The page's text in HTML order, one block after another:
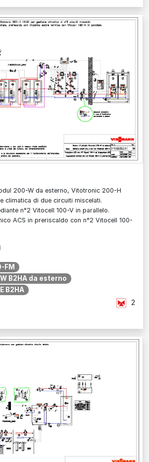
200-W da esterno, Vitotronic 200-H
climatica di due circuiti miscelati.
n°2 Vitocell 100-V in parallelo.
ACS in preriscaldo con n°2 Vitocell 100-
FM
B2HA da esterno
B2HA
2